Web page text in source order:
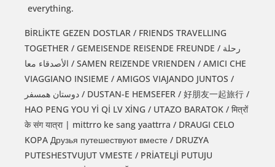
everything.
BİRLİKTE GEZEN DOSTLAR / FRIENDS TRAVELLING
TOGETHER / GEMEISENDE REISENDE FREUNDE / رحلة
الأصدقاء معا / SAMEN REIZENDE VRIENDEN / AMICI CHE
VIAGGIANO INSIEME / AMIGOS VIAJANDO JUNTOS /
دوستان همسفر / DUSTAN-E HEMSEFER / 好朋友一起旅行 /
HAO PENG YOU Yİ Qİ LV XİNG / UTAZO BARATOK / मित्रों
के संग यात्रा | mittrro ke sang yaattrra / DRAUGI CELO
KOPA Друзья путешествуют вместе / DRUZYA
PUTESHESTVUJUT VMESTE / PRİATELJİ PUTUJU